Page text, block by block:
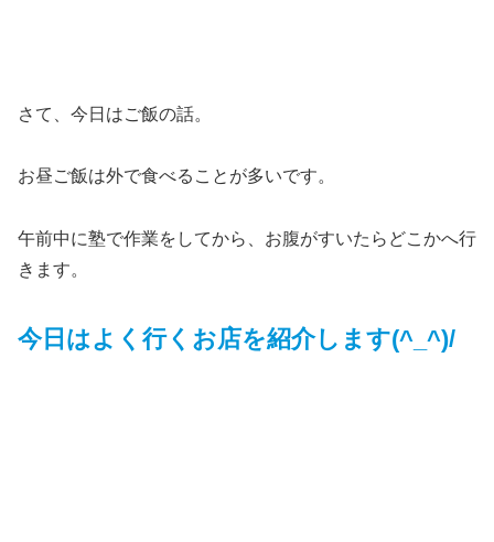
さて、今日はご飯の話。
お昼ご飯は外で食べることが多いです。
午前中に塾で作業をしてから、お腹がすいたらどこかへ行
きます。
今日はよく行くお店を紹介します(^_^)/